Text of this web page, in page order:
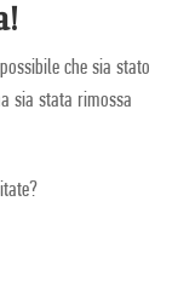
che sia stato
sia stata rimossa